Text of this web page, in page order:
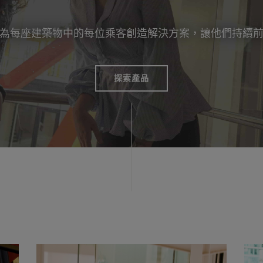
每座建築物中的每位乘客創造解決方案，讓他們持續
探索產品